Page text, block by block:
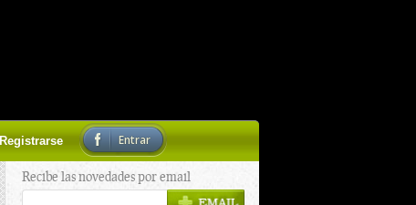
Registrarse Entrar
Recibe las novedades por email